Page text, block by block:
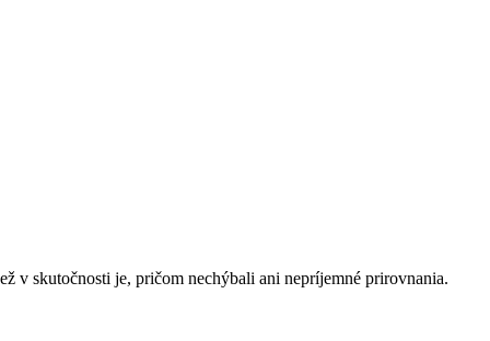
v skutočnosti je, pričom nechýbali ani nepríjemné prirovnania.